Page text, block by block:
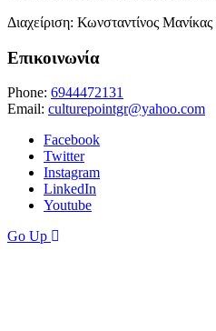
Διαχείριση: Κωνσταντίνος Μανίκας
Επικοινωνία
Phone: 6944472131
Email: culturepointgr@yahoo.com
Facebook
Twitter
Instagram
LinkedIn
Youtube
Go Up